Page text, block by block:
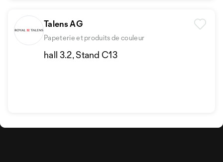
Talens AG
Papeterie et produits de couleur
hall 3.2, Stand C13